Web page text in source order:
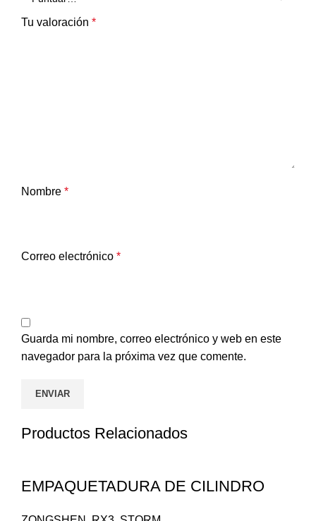
Tu valoración *
Nombre *
Correo electrónico *
Guarda mi nombre, correo electrónico y web en este
navegador para la próxima vez que comente.
Productos Relacionados
EMPAQUETADURA DE CILINDRO